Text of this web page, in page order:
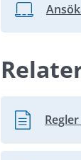
Länk till
Pdf, 661.2